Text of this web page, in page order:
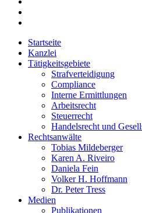
Startseite
Kanzlei
Tätigkeitsgebiete
Strafverteidigung
Compliance
Interne Ermittlungen
Arbeitsrecht
Steuerrecht
Handelsrecht und
Rechtsanwälte
Tobias Mildeberger
Karen A. Riveiro
Daniela Fein
Volker H. Hoffmann
Dr. Peter Tress
Medien
Publikationen